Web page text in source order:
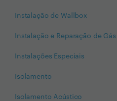
Instalação de Wallbox
Instalação e Reparação de Gás
Instalações Especiais
Isolamento
Isolamento Acústico